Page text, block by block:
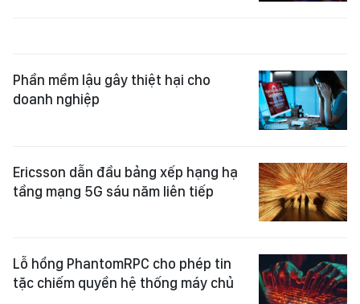
Phần mềm lậu gây thiệt hại cho
doanh nghiệp
Ericsson dẫn đầu bảng xếp hạng hạ
tầng mạng 5G sáu năm liên tiếp
Lỗ hổng PhantomRPC cho phép tin
tặc chiếm quyền hệ thống máy chủ